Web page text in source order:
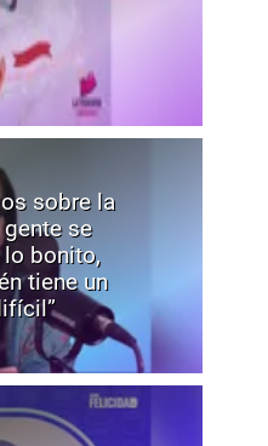
sobre la
se
bonito,
tiene un